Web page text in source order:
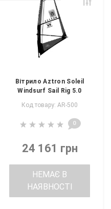
Вітрило Aztron Soleil
Windsurf Sail Rig 5.0
Код товару: AR-500
0
24 161 грн
НЕМАЄ В
НАЯВНОСТІ